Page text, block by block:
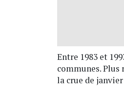
Entre 1983 et
communes.
la crue de janvier